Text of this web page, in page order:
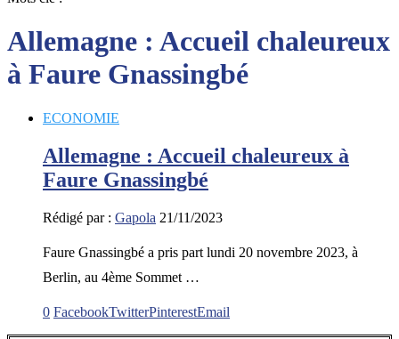
Allemagne : Accueil chaleureux
à Faure Gnassingbé
ECONOMIE
Allemagne : Accueil chaleureux à
Faure Gnassingbé
Rédigé par : Gapola 21/11/2023
Faure Gnassingbé a pris part lundi 20 novembre 2023, à
Berlin, au 4ème Sommet …
0 FacebookTwitterPinterestEmail